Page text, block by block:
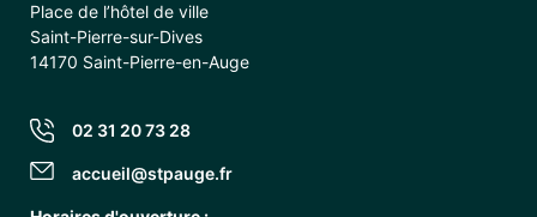
Place de l’hôtel de ville
Saint-Pierre-sur-Dives
14170 Saint-Pierre-en-Auge
02 31 20 73 28
accueil@stpauge.fr